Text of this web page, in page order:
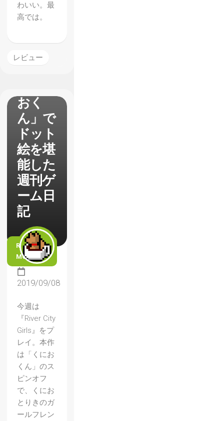
わいい。最
高では。
レビュー
【Rive
r City
Girls】
和洋折
おく
ん」で
ドット
絵を堪
能した
週刊ゲ
ーム日
記
READ
MORE
2019/09/08
今週は
『River City
Girls』をプ
レイ。本作
は「くにお
くん」のス
ピンオフ
で、くにお
とりきのガ
ールフレン